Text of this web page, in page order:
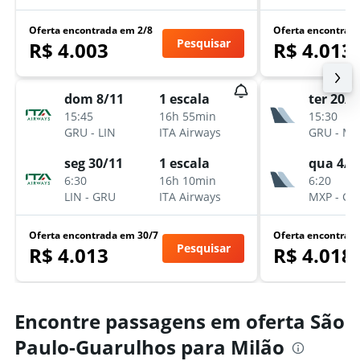
Oferta encontrada em 2/8
R$ 4.003 Pesquisar
dom 8/11
15:45
GRU - LIN
1 escala
16h 55min
ITA Airways
seg 30/11
6:30
LIN - GRU
1 escala
16h 10min
ITA Airways
Oferta encontrada em 30/7
R$ 4.013 Pesquisar
Oferta
R$ 4.013
ter 20/
15:30
GRU -
qua 4/
6:20
MXP -
Oferta
R$ 4.018
Encontre passagens em oferta São
Paulo-Guarulhos para Milão